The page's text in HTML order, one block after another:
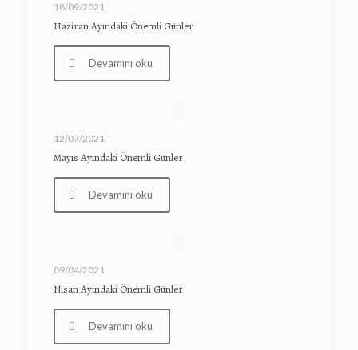
18/09/2021
Haziran Ayındaki Önemli Günler
Devamını oku
12/07/2021
Mayıs Ayındaki Önemli Günler
Devamını oku
09/04/2021
Nisan Ayındaki Önemli Günler
Devamını oku